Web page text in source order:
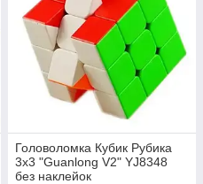
Головоломка Кубик Рубика
3х3 "Guanlong V2" YJ8348
без наклейок